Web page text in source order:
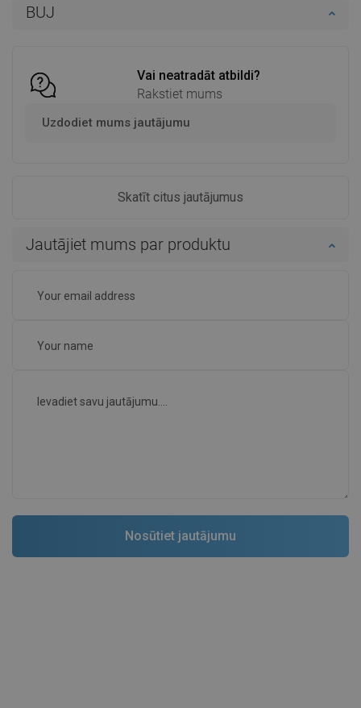
BUJ
Vai neatradāt atbildi?
Rakstiet mums
Uzdodiet mums jautājumu
Skatīt citus jautājumus
Jautājiet mums par produktu